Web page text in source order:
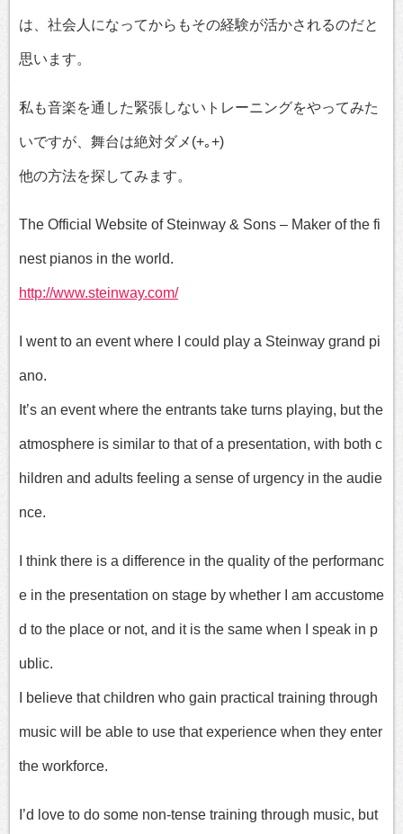
は、社会人になってからもその経験が活かされるのだと
思います。
私も音楽を通した緊張しないトレーニングをやってみた
いですが、舞台は絶対ダメ(+｡+)
他の方法を探してみます。
The Official Website of Steinway & Sons – Maker of the fi
nest pianos in the world.
http://www.steinway.com/
I went to an event where I could play a Steinway grand pi
ano.
It’s an event where the entrants take turns playing, but the
atmosphere is similar to that of a presentation, with both c
hildren and adults feeling a sense of urgency in the audie
nce.
I think there is a difference in the quality of the performanc
e in the presentation on stage by whether I am accustome
d to the place or not, and it is the same when I speak in p
ublic.
I believe that children who gain practical training through
music will be able to use that experience when they enter
the workforce.
I’d love to do some non-tense training through music, but